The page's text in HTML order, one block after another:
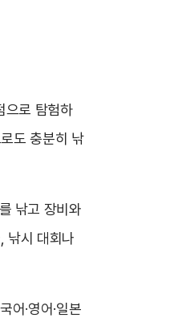
으로 탐험하
도 충분히 낚
낚고 장비와
낚시 대회나
어·영어·일본